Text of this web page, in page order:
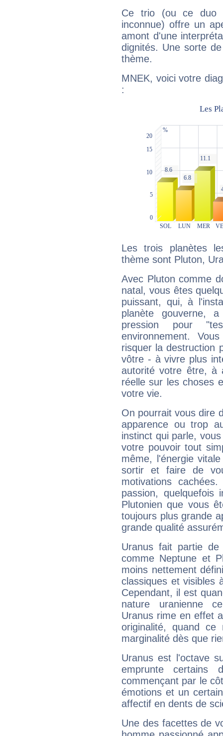
Ce trio (ou ce duo
inconnue) offre un
amont d'une
dignités. Une sorte
thème.
MNEK, voici votre
:
Les trois planètes
thème sont Pluton,
Avec Pluton comme
natal, vous êtes
puissant, qui, à
planète gouverne,
pression pour
environnement.
risquer la destruction
vôtre - à vivre plus
autorité votre être, à
réelle sur les choses
votre vie.
On pourrait vous dire
apparence ou trop
instinct qui parle,
votre pouvoir tout
même, l'énergie
sortir et faire de
motivations
passion, quelquefois
Plutonien que vous
toujours plus grande
grande qualité
Uranus fait partie
comme Neptune et
moins nettement
classiques et visibles
Cependant, il est
nature uranienne
Uranus rime en effet
originalité, quand ce
marginalité dès que
Uranus est l'octave
emprunte
commençant par le
émotions et un
affectif en dents de
Une des facettes de